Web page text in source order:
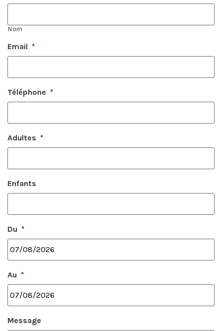
Nom
Email *
Téléphone *
Adultes *
Enfants
Du *
Au *
Message